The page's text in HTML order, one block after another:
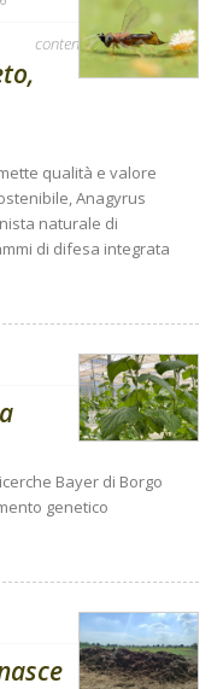
contenuto sponsorizzato
qualità e valore
Anagyrus
naturale di
di difesa integrata
Bayer di Borgo
genetico